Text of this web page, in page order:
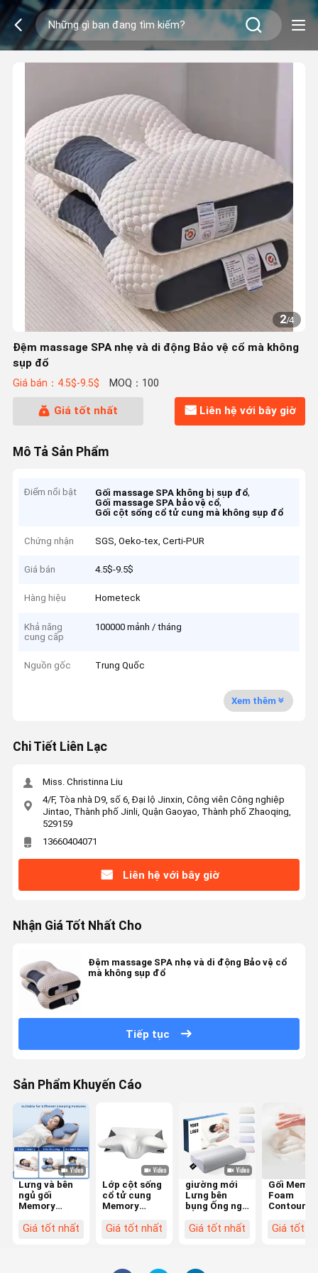
2/4
Đệm massage SPA nhẹ và di động Bảo vệ cổ mà không
sụp đổ
Giá bán：4.5$-9.5$ MOQ：100
Giá tốt nhất Liên hệ với bây giờ
Mô Tả Sản Phẩm
Điểm nổi bật Gối massage SPA không bị sụp đổ,
Gối massage SPA bảo vệ cổ,
Gối cột sống cổ tử cung mà không sụp đổ
Chứng nhận SGS, Oeko-tex, Certi-PUR
Giá bán 4.5$-9.5$
Hàng hiệu Hometeck
Khả năng
cung cấp
100000 mảnh / tháng
Nguồn gốc Trung Quốc
Xem thêm
Chi Tiết Liên Lạc
Miss. Christinna Liu
4/F, Tòa nhà D9, số 6, Đại lộ Jinxin, Công viên Công nghiệp
Jintao, Thành phố Jinli, Quận Gaoyao, Thành phố Zhaoqing,
529159
13660404071
Liên hệ với bây giờ
Nhận Giá Tốt Nhất Cho
Đệm massage SPA nhẹ và di động Bảo vệ cổ
mà không sụp đổ
Tiếp tục
Sản Phẩm Khuyến Cáo
Lưng và bên
ngủ gối
Memory
polyester phù
Giá tốt nhất
Lớp cột sống
cổ tử cung
Memory
Contour
Giá tốt nhất
giường mới
Lưng bên
bụng Ống ngủ
cổ tử cung
Memory
Giá tốt nhất
Gối
Foam
Contoured
cùng cho
Giá tốt